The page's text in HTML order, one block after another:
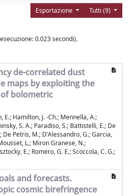
Tutti (9)
Esportazione
0.023 secondi).
de-correlated dust
maps by exploiting the
bolometric
E.; Hamilton, J. -Ch.; Mennella, A.;
S. A.; Paradiso, S.; Battistelli, E.; De
De Petris, M.; D'Alessandro, G.; Garcia,
L.; Miron Granese, N.;
E.; Romero, G. E.; Scoccola, C. G.;
and forecasts.
cosmic birefringence